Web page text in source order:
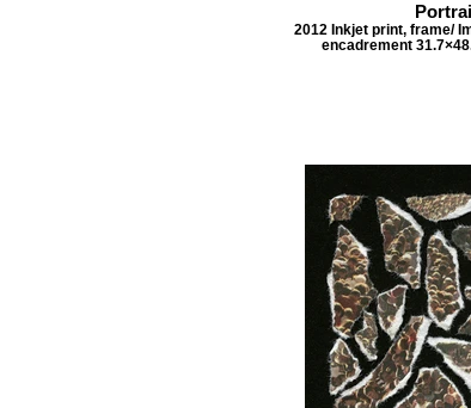
2012 Inkjet print, frame/
encadrement